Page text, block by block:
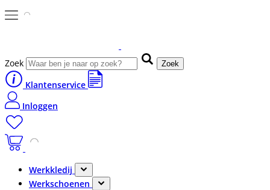
Zoek Zoek
Klantenservice
Inloggen
Werkkledij
Werkschoenen